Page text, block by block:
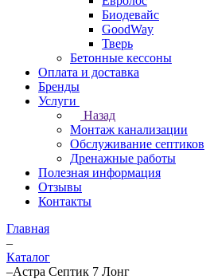
Биодевайс
GoodWay
Тверь
Бетонные кессоны
Оплата и доставка
Бренды
Услуги
Назад
Монтаж канализации
Обслуживание септиков
Дренажные работы
Полезная информация
Отзывы
Контакты
Главная
–
Каталог
–Астра Септик 7 Лонг